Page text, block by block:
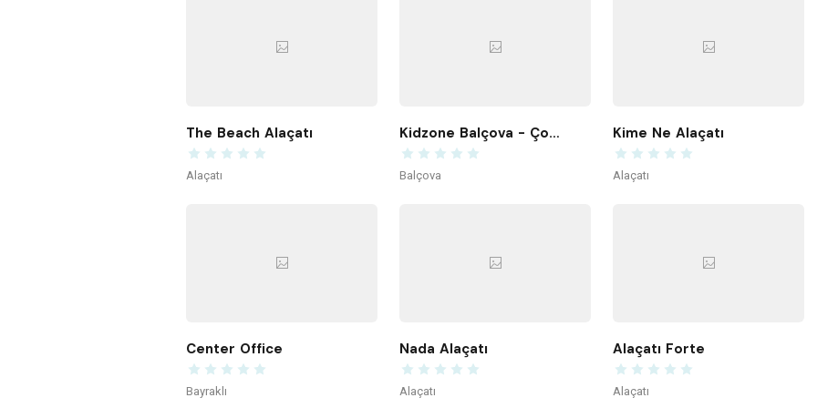
The Beach Alaçatı
Alaçatı
Kidzone Balçova - Çocuk Gelişim ve Aktivite Merkezi
Balçova
Kime Ne Alaçatı
Alaçatı
Center Office
Bayraklı
Nada Alaçatı
Alaçatı
Alaçatı Forte
Alaçatı